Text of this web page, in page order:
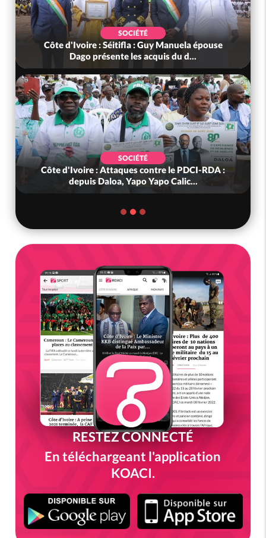
SOCIÉTÉ
Côte d'Ivoire : Séitifla : Guy Manuela épouse
Dago présente les acquis du d...
SOCIÉTÉ
Côte d'Ivoire : Attaques contre le PDCI-RDA :
depuis Daloa, Yapo Yapo Calic...
RESTEZ CONNECTÉ
En téléchargeant l'application
KOACI.